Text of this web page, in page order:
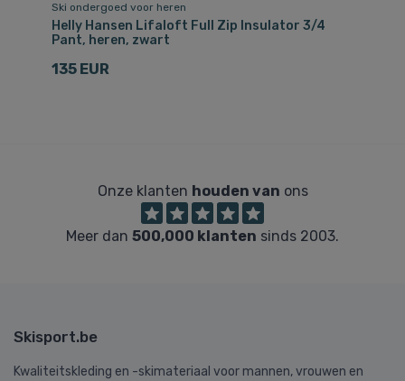
Ski ondergoed voor heren
Helly Hansen Lifaloft Full Zip Insulator 3/4
Pant, heren, zwart
135 EUR
Onze klanten houden van ons
Meer dan 500,000 klanten sinds 2003.
Skisport.be
Kwaliteitskleding en -skimateriaal voor mannen, vrouwen en